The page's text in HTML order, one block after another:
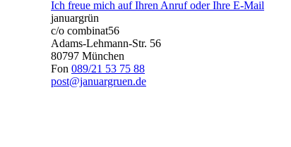
Ich freue mich auf Ihren Anruf oder Ihre E-Mail
januargrün
c/o combinat56
Adams-Lehmann-Str. 56
80797 München
Fon 089/21 53 75 88
post@januargruen.de